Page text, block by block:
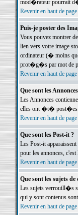
mod�rateur pourrait
Revenir en haut de page
Puis-je poster des
Vous pouvez montrer
lien vers votre image
ordinateur (� moins
prot�g�s par mot de
Revenir en haut de page
Que sont les
Les Annonces
elles ont �t� post�es.
Revenir en haut de page
Que sont les Post-it ?
Les Post-it
pour les annonces,
Revenir en haut de page
Que sont les sujets
Les sujets verrouill�s
qui y sont contenus
Revenir en haut de page